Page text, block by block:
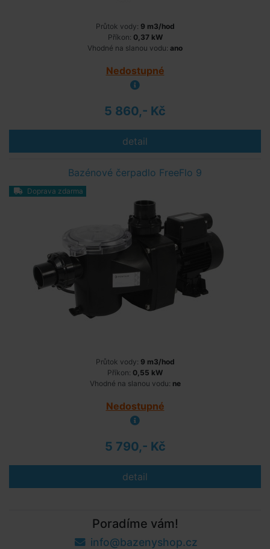
Průtok vody: 9 m3/hod
Příkon: 0,37 kW
Vhodné na slanou vodu: ano
Nedostupné
5 860,- Kč
detail
Bazénové čerpadlo FreeFlo 9
Doprava zdarma
Průtok vody: 9 m3/hod
Příkon: 0,55 kW
Vhodné na slanou vodu: ne
Nedostupné
5 790,- Kč
detail
Poradíme vám!
info@bazenyshop.cz